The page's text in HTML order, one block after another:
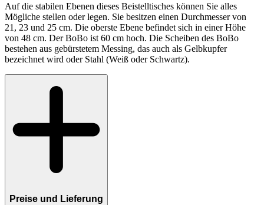
Auf die stabilen Ebenen dieses Beistelltisches können Sie alles
Mögliche stellen oder legen. Sie besitzen einen Durchmesser von
21, 23 und 25 cm. Die oberste Ebene befindet sich in einer Höhe
von 48 cm. Der BoBo ist 60 cm hoch. Die Scheiben des BoBo
bestehen aus gebürstetem Messing, das auch als Gelbkupfer
bezeichnet wird oder Stahl (Weiß oder Schwartz).
Preise und Lieferung